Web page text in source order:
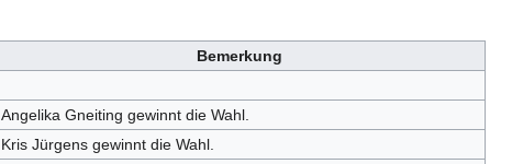
Bemerkung
Angelika Gneiting gewinnt die Wahl.
Kris Jürgens gewinnt die Wahl.